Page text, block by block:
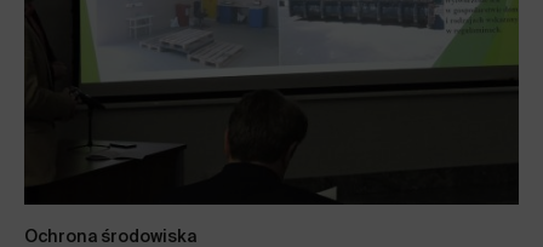
Ochrona środowiska